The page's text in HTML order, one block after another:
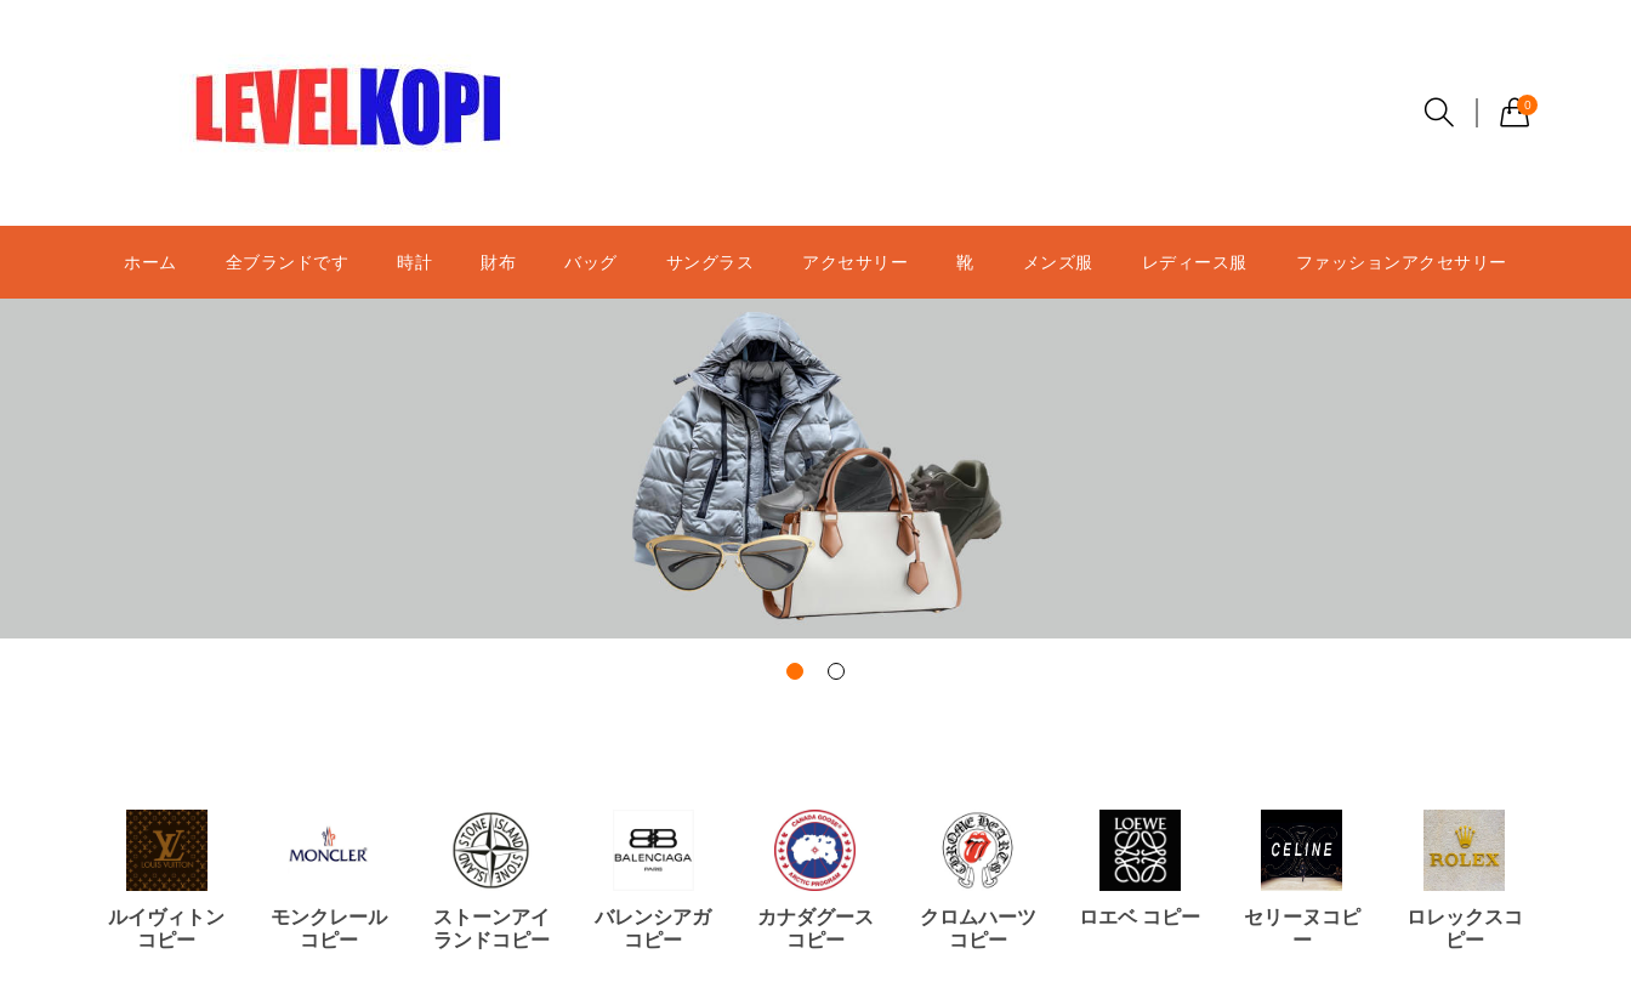
0
ホーム 全ブランドです 時計 財布 バッグ サングラス アクセサリー 靴 メンズ服 レディース服 ファッションアクセサリー
ルイヴィトン
コピー
モンクレール
コピー
ストーンアイ
ランドコピー
バレンシアガ
コピー
カナダグース
コピー
クロムハーツ
コピー
ロエベ コピー
セリーヌコピ
ー
ロレックスコ
ピー